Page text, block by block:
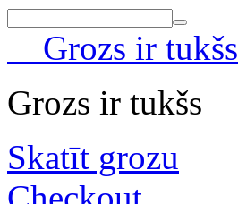
Grozs ir tukšs
Grozs ir tukšs
Skatīt grozu